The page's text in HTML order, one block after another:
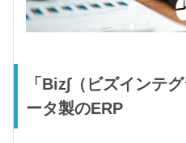
「Biz∫（ビズインテ
ータ製のERP